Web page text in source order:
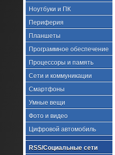
Ноутбуки и ПК
Периферия
Планшеты
Программное обеспечение
Процессоры и память
Сети и коммуникации
Смартфоны
Умные вещи
Фото и видео
Цифровой автомобиль
RSS/Социальные сети